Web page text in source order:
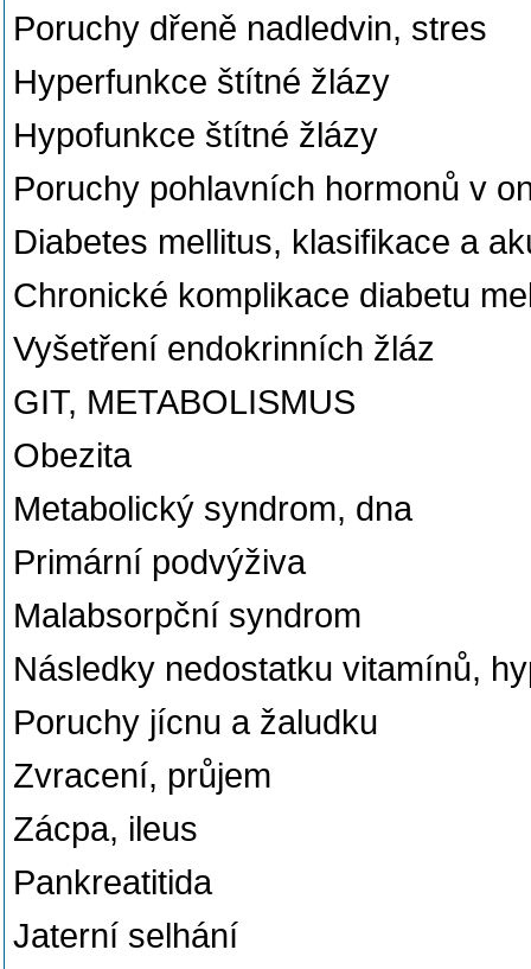
Poruchy dřeně nadledvin, stres
Hyperfunkce štítné žlázy
Hypofunkce štítné žlázy
Poruchy pohlavních hormonů v
Diabetes mellitus, klasifikace a
Chronické komplikace diabetu
Vyšetření endokrinních žláz
GIT, METABOLISMUS
Obezita
Metabolický syndrom, dna
Primární podvýživa
Malabsorpční syndrom
Následky nedostatku vitamínů,
Poruchy jícnu a žaludku
Zvracení, průjem
Zácpa, ileus
Pankreatitida
Jaterní selhání